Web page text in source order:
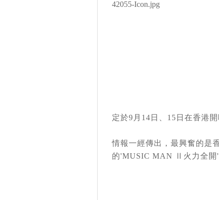
定於9月14日、15日在香港開
情報一經傳出，最興奮的是
的'MUSIC MAN Ⅱ火力全開'